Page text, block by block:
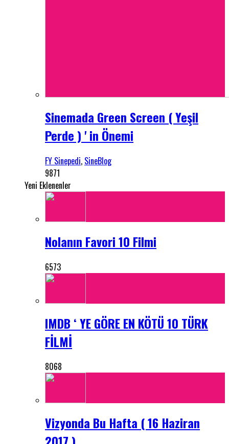
Sinemada Green Screen ( Yeşil
Perde ) ' in Önemi
FY Sinepedi, SineBlog
9871
Yeni Eklenenler
Nolanın Favori 10 Filmi
6573
IMDB ‘ YE GÖRE EN KÖTÜ 10 TÜRK
FİLMİ
8068
Vizyonda Bu Hafta ( 16 Haziran